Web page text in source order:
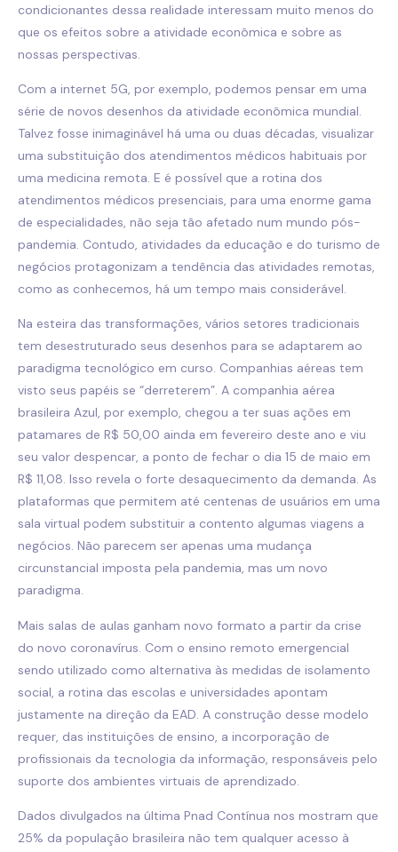
condicionantes dessa realidade interessam muito menos do
que os efeitos sobre a atividade econômica e sobre as
nossas perspectivas.
Com a internet 5G, por exemplo, podemos pensar em uma
série de novos desenhos da atividade econômica mundial.
Talvez fosse inimaginável há uma ou duas décadas, visualizar
uma substituição dos atendimentos médicos habituais por
uma medicina remota. E é possível que a rotina dos
atendimentos médicos presenciais, para uma enorme gama
de especialidades, não seja tão afetado num mundo pós-
pandemia. Contudo, atividades da educação e do turismo de
negócios protagonizam a tendência das atividades remotas,
como as conhecemos, há um tempo mais considerável.
Na esteira das transformações, vários setores tradicionais
tem desestruturado seus desenhos para se adaptarem ao
paradigma tecnológico em curso. Companhias aéreas tem
visto seus papéis se “derreterem”. A companhia aérea
brasileira Azul, por exemplo, chegou a ter suas ações em
patamares de R$ 50,00 ainda em fevereiro deste ano e viu
seu valor despencar, a ponto de fechar o dia 15 de maio em
R$ 11,08. Isso revela o forte desaquecimento da demanda. As
plataformas que permitem até centenas de usuários em uma
sala virtual podem substituir a contento algumas viagens a
negócios. Não parecem ser apenas uma mudança
circunstancial imposta pela pandemia, mas um novo
paradigma.
Mais salas de aulas ganham novo formato a partir da crise
do novo coronavírus. Com o ensino remoto emergencial
sendo utilizado como alternativa às medidas de isolamento
social, a rotina das escolas e universidades apontam
justamente na direção da EAD. A construção desse modelo
requer, das instituições de ensino, a incorporação de
profissionais da tecnologia da informação, responsáveis pelo
suporte dos ambientes virtuais de aprendizado.
Dados divulgados na última Pnad Contínua nos mostram que
25% da população brasileira não tem qualquer acesso à